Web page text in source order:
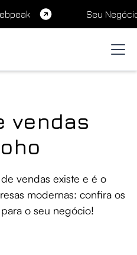
Seu
vendas
vendas existe e é o
modernas: confira os
o seu negócio!